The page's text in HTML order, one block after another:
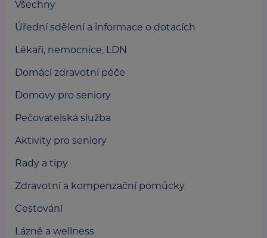
Všechny
Úřední sdělení a informace o dotacích
Lékaři, nemocnice, LDN
Domácí zdravotní péče
Domovy pro seniory
Pečovatelská služba
Aktivity pro seniory
Rady a tipy
Zdravotní a kompenzační pomůcky
Cestování
Lázně a wellness